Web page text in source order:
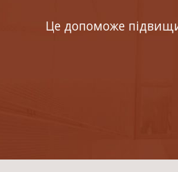
Це допоможе